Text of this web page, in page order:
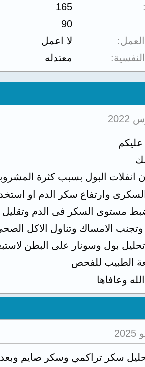
165
90
لا اعمل
معتدله
عليكم
انفلات البول بسبب كثرة
وارتفاع سكر الدم او
مستوى السكر فى الدم وتقليل
وتجنب الامساك وتناول الاكل
بول وسونار على البطن
الطبيب للفحص
وعافاها
سكر تراكمي وسكر صايم وبعد